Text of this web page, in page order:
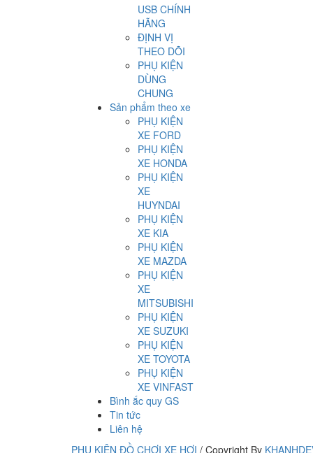
USB CHÍNH
HÃNG
ĐỊNH VỊ
THEO DÕI
PHỤ KIỆN
DÙNG
CHUNG
Sản phẩm theo xe
PHỤ KIỆN
XE FORD
PHỤ KIỆN
XE HONDA
PHỤ KIỆN
XE
HUYNDAI
PHỤ KIỆN
XE KIA
PHỤ KIỆN
XE MAZDA
PHỤ KIỆN
XE
MITSUBISHI
PHỤ KIỆN
XE SUZUKI
PHỤ KIỆN
XE TOYOTA
PHỤ KIỆN
XE VINFAST
Bình ắc quy GS
Tin tức
Liên hệ
PHỤ KIỆN ĐỒ CHƠI XE HƠI / Copyright By